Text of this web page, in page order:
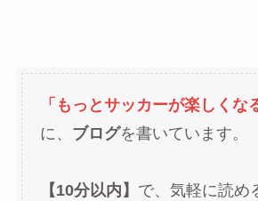
「もっとサッカーが楽しくな
に、 ブログを書いています。
【10分以内】 で、気軽に読め